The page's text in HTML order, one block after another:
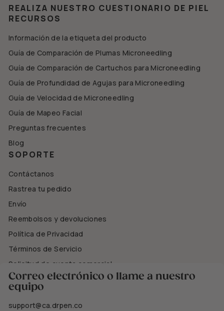
REALIZA NUESTRO CUESTIONARIO DE PIEL
RECURSOS
Información de la etiqueta del producto
Guía de Comparación de Plumas Microneedling
Guía de Comparación de Cartuchos para Microneedling
Guía de Profundidad de Agujas para Microneedling
Guía de Velocidad de Microneedling
Guía de Mapeo Facial
Preguntas frecuentes
Blog
SOPORTE
Contáctanos
Rastrea tu pedido
Envío
Reembolsos y devoluciones
Política de Privacidad
Términos de Servicio
Solicitud de cuenta comercial
Correo electrónico o llame a nuestro
equipo
support@ca.drpen.co